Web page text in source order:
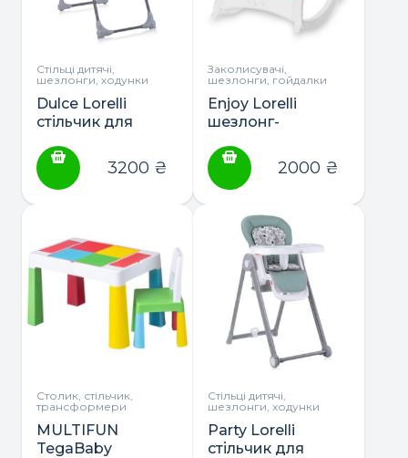
Стільці дитячі,
шезлонги, ходунки
Dulce Lorelli
стільчик для
3200 ₴
Заколисувачі,
шезлонги, гойдалки
Enjoy Lorelli
шезлонг-
2000 ₴
Столик, стільчик,
трансформери
MULTIFUN
TegaBaby
Стільці дитячі,
шезлонги, ходунки
Party Lorelli
стільчик для